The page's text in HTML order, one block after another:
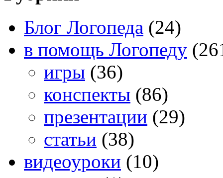
Блог Логопеда (24)
в помощь Логопеду
игры (36)
конспекты (86)
презентации (29)
статьи (38)
видеоуроки (10)